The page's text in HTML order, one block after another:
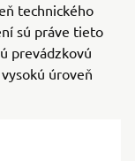
technického
sú práve tieto
prevádzkovú
úroveň